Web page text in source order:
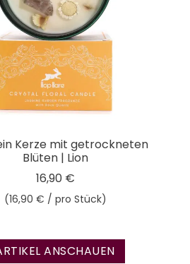
Kerze mit getrockneten
Blüten | Lion
16,90 €
(16,90 € / pro Stück)
ANSCHAUEN